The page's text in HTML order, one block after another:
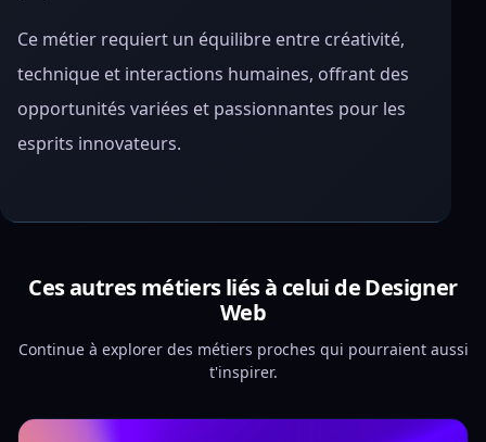
Ce métier requiert un équilibre entre créativité,
technique et interactions humaines, offrant des
opportunités variées et passionnantes pour les
esprits innovateurs.
Ces autres métiers liés à celui de Designer
Web
Continue à explorer des métiers proches qui pourraient aussi
t'inspirer.